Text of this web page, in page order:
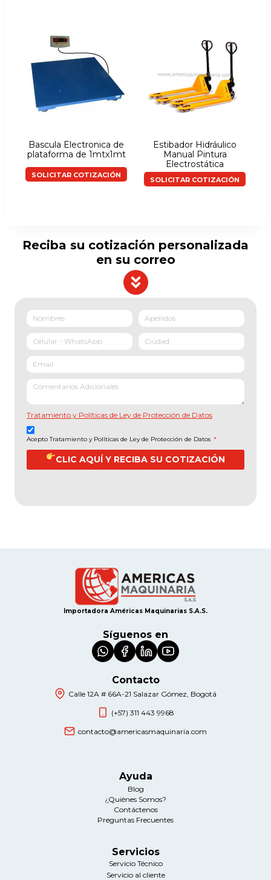
Bascula Electronica de
plataforma de 1mtx1mt
SOLICITAR COTIZACIÓN
Estibador Hidráulico
Manual Pintura
Electrostática
SOLICITAR COTIZACIÓN
Reciba su cotización personalizada
en su correo
Tratamiento y Políticas de Ley de Protección de Datos
Acepto Tratamiento y Políticas de Ley de Protección de Datos *
CLIC AQUÍ Y RECIBA SU COTIZACIÓN
Importadora Américas Maquinarias S.A.S.
Síguenos en
Contacto
Calle 12A # 66A-21 Salazar Gómez, Bogotá
(+57) 311 443 9968
contacto@americasmaquinaria.com
Ayuda
Blog
¿Quiénes Somos?
Contáctenos
Preguntas Frecuentes
Servicios
Servicio Técnico
Servicio al cliente